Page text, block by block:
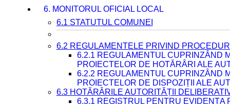
6. MONITORUL OFICIAL LOCAL
6.1 STATUTUL COMUNEI
6.2 REGULAMENTELE PRIVIND
6.2.1 REGULAMENTUL CUPRINZÂND
PROIECTELOR DE HOTĂRÂRI ALE
6.2.2 REGULAMENTUL CUPRINZÂND
PROIECTELOR DE DISPOZIȚII ALE
6.3 HOTĂRÂRILE AUTORITĂȚII
6.3.1 REGISTRUL PENTRU EVIDENȚA